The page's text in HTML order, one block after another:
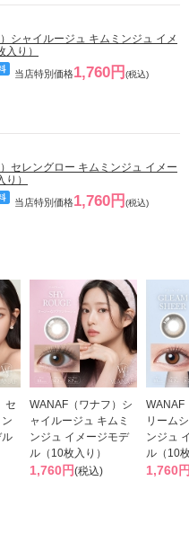
シャイルージュ キムミンジュ イメ
り）
当店特別価格1,760円 (税込)
セレングロー キムミンジュ イメー
）
当店特別価格1,760円 (税込)
セ
ル
WANAF（ワナフ）シ
ャイルージュ キムミ
ンジュ イメージモデ
ル（10枚入り）
1,760円(税込)
WANAF
リーム
ンジュ
ル（10
1,760